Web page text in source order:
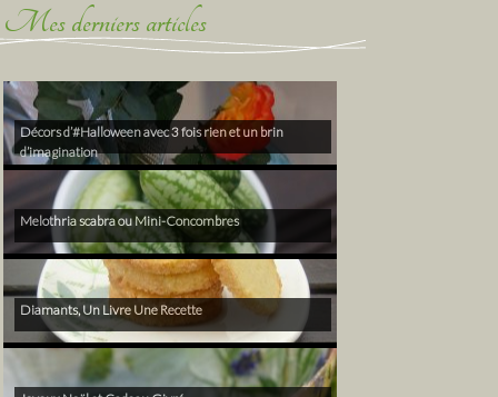
Mes derniers articles
Décors d’#Halloween avec 3 fois rien et un brin
d’imagination
Melothria scabra ou Mini-Concombres
Diamants, Un Livre Une Recette